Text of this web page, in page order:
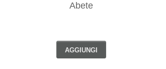
Abete
AGGIUNGI